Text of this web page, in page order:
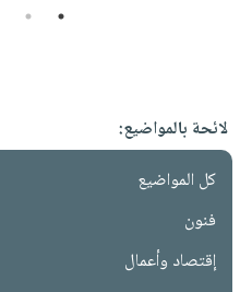
1
2
لائحة بالمواضيع:
كل المواضيع
فنون
إقتصاد وأعمال